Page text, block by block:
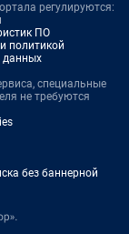
регулируются:
ПО
политикой
данных
специальные
не требуются
без баннерной